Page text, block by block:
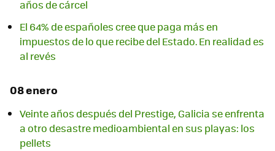
años de cárcel
El 64% de españoles cree que paga más en
impuestos de lo que recibe del Estado. En realidad es
al revés
08 enero
Veinte años después del Prestige, Galicia se enfrenta
a otro desastre medioambiental en sus playas: los
pellets